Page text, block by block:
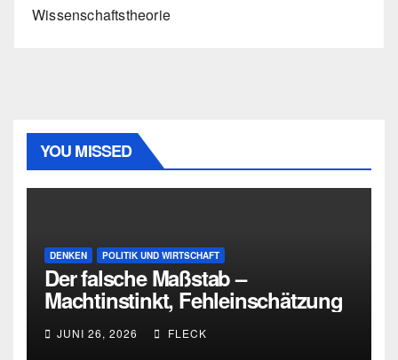
Wissenschaftstheorie
YOU MISSED
DENKEN POLITIK UND WIRTSCHAFT
Der falsche Maßstab –
Machtinstinkt, Fehleinschätzung
und die Grenzen intellektueller
Urteilskraft
JUNI 26, 2026 FLECK